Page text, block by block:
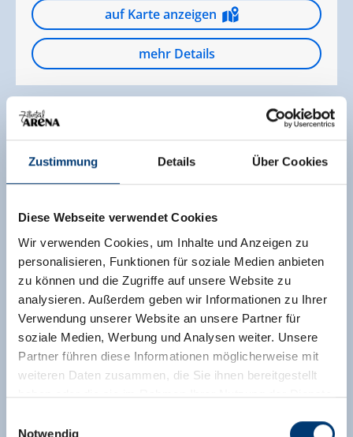
Zustimmung Details Über Cookies
Diese Webseite verwendet Cookies
Wir verwenden Cookies, um Inhalte und Anzeigen zu
personalisieren, Funktionen für soziale Medien anbieten
zu können und die Zugriffe auf unsere Website zu
analysieren. Außerdem geben wir Informationen zu Ihrer
Verwendung unserer Website an unsere Partner für
soziale Medien, Werbung und Analysen weiter. Unsere
Partner führen diese Informationen möglicherweise mit
weiteren Daten zusammen, die Sie ihnen bereitgestellt
haben oder die sie im Rahmen Ihrer Nutzung der Dienste
Notwendig
auf Karte anzeigen
mehr Details
HEUTE GEÖFFNET
Bergrestaurant Duxeralm & Bar
Hochkrimml 2
5743 Krimml
+43 677 6445 2559
office@duxer.at